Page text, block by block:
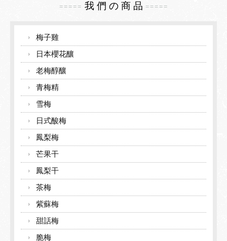
===== 我 們 の 商 品 =====
梅子雞
日本櫻花釀
老梅醇釀
青梅精
雪梅
日式酸梅
鳳梨梅
芒果干
鳳梨干
茶梅
紫蘇梅
甜話梅
脆梅